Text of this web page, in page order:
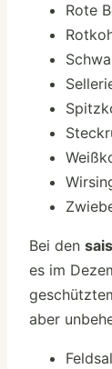
Rote
Bei den
es im
aber